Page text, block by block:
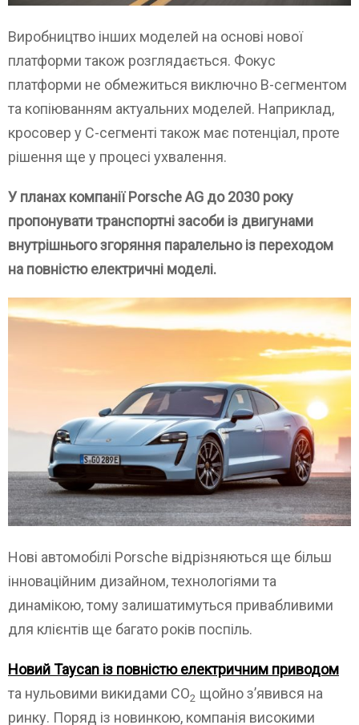
Виробництво інших моделей на основі нової
платформи також розглядається. Фокус
платформи не обмежиться виключно B-сегментом
та копіюванням актуальних моделей. Наприклад,
кросовер у С-сегменті також має потенціал, проте
рішення ще у процесі ухвалення.
У планах компанії Porsche AG до 2030 року
пропонувати транспортні засоби із двигунами
внутрішнього згоряння паралельно із переходом
на повністю електричні моделі.
Нові автомобілі Porsche відрізняються ще більш
інноваційним дизайном, технологіями та
динамікою, тому залишатимуться привабливими
для клієнтів ще багато років поспіль.
Новий Taycan із повністю електричним приводом
та нульовими викидами СО2 щойно з’явився на
ринку. Поряд із новинкою, компанія високими